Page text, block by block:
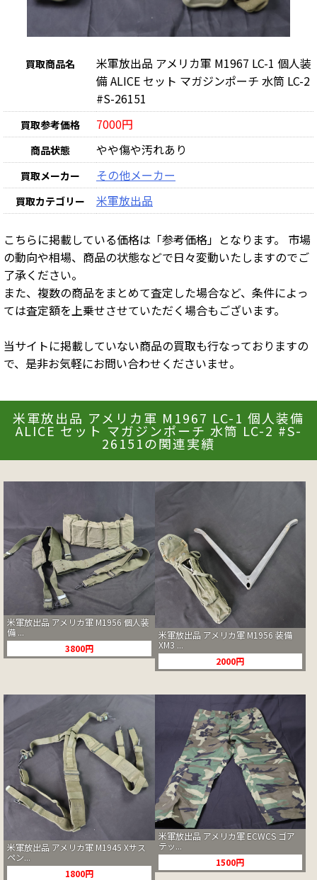
買取商品名
米軍放出品 アメリカ軍 M1967 LC-1 個人装
備 ALICE セット マガジンポーチ 水筒 LC-2
#S-26151
買取参考価格 7000円
商品状態 やや傷や汚れあり
買取メーカー その他メーカー
買取カテゴリー 米軍放出品
こちらに掲載している価格は「参考価格」となります。 市場
の動向や相場、商品の状態などで日々変動いたしますのでご
了承ください。
また、複数の商品をまとめて査定した場合など、条件によっ
ては査定額を上乗せさせていただく場合もございます。
当サイトに掲載していない商品の買取も行なっておりますの
で、是非お気軽にお問い合わせくださいませ。
米軍放出品 アメリカ軍 M1967 LC-1 個人装備
ALICE セット マガジンポーチ 水筒 LC-2 #S-
26151の関連実績
米軍放出品 アメリカ軍 M1956 個人装
備 ...
3800円
米軍放出品 アメリカ軍 M1956 装備
XM3 ...
2000円
米軍放出品 アメリカ軍 M1945 Xサス
ペン...
1800円
米軍放出品 アメリカ軍 ECWCS ゴア
テッ...
1500円